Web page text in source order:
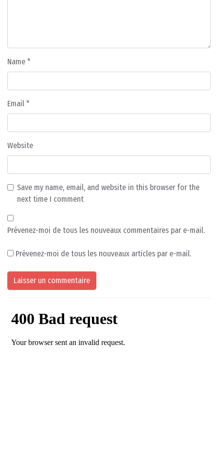
Name *
Email *
Website
Save my name, email, and website in this browser for the
next time I comment
Prévenez-moi de tous les nouveaux commentaires par e-mail.
Prévenez-moi de tous les nouveaux articles par e-mail.